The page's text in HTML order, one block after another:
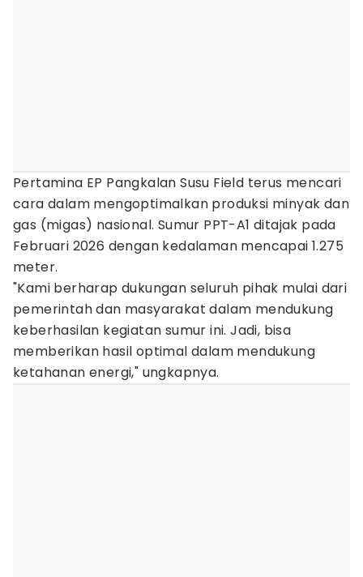
Pertamina EP Pangkalan Susu Field terus mencari
cara dalam mengoptimalkan produksi minyak dan
gas (migas) nasional. Sumur PPT-A1 ditajak pada
Februari 2026 dengan kedalaman mencapai 1.275
meter.
"Kami berharap dukungan seluruh pihak mulai dari
pemerintah dan masyarakat dalam mendukung
keberhasilan kegiatan sumur ini. Jadi, bisa
memberikan hasil optimal dalam mendukung
ketahanan energi," ungkapnya.